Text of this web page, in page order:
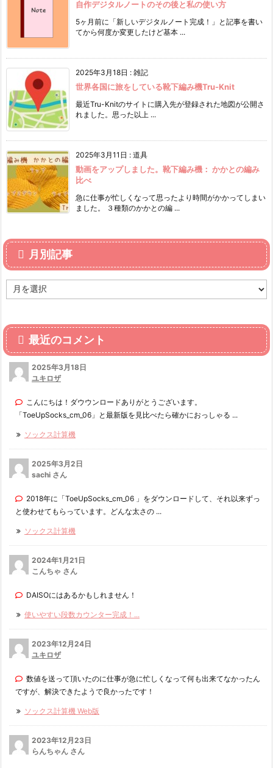
自作デジタルノートのその後と私の使い方
5ヶ月前に「新しいデジタルノート完成！」と記事を書い
てから何度か変更したけど基本 ...
2025年3月18日 : 雑記
世界各国に旅をしている靴下編み機Tru-Knit
最近Tru-Knitのサイトに購入先が登録された地図が公開さ
れました。思った以上 ...
2025年3月11日 : 道具
動画をアップしました。靴下編み機： かかとの編み
比べ
急に仕事が忙しくなって思ったより時間がかかってしまい
ました。 ３種類のかかとの編 ...
月別記事
別
最近のコメント
2025年3月18日
ユキロザ
こんにちは！ダウウンロードありがとうございます。
「ToeUpSocks_cm_06」と最新版を見比べたら確かにおっしゃる ...
ソックス計算機
2025年3月2日
sachi さん
2018年に「ToeUpSocks_cm_06 」をダウンロードして、それ以来ずっ
と使わせてもらっています。どんな太さの ...
ソックス計算機
2024年1月21日
こんちゃ さん
DAISOにはあるかもしれません！
使いやすい段数カウンター完成！...
2023年12月24日
ユキロザ
数値を送って頂いたのに仕事が急に忙しくなって何も出来てなかったん
ですが、解決できたようで良かったです！
ソックス計算機 Web版
2023年12月23日
らんちゃん さん